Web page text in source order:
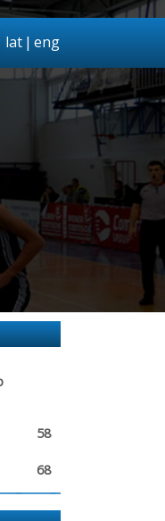
lat | eng
58
68